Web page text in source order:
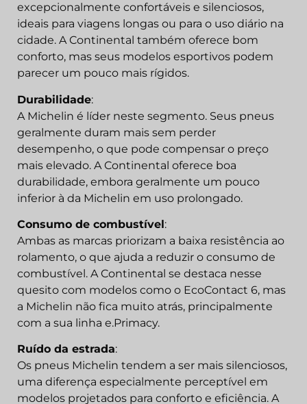
excepcionalmente confortáveis e silenciosos,
ideais para viagens longas ou para o uso diário na
cidade. A Continental também oferece bom
conforto, mas seus modelos esportivos podem
parecer um pouco mais rígidos.
Durabilidade:
A Michelin é líder neste segmento. Seus pneus
geralmente duram mais sem perder
desempenho, o que pode compensar o preço
mais elevado. A Continental oferece boa
durabilidade, embora geralmente um pouco
inferior à da Michelin em uso prolongado.
Consumo de combustível:
Ambas as marcas priorizam a baixa resistência ao
rolamento, o que ajuda a reduzir o consumo de
combustível. A Continental se destaca nesse
quesito com modelos como o EcoContact 6, mas
a Michelin não fica muito atrás, principalmente
com a sua linha e.Primacy.
Ruído da estrada:
Os pneus Michelin tendem a ser mais silenciosos,
uma diferença especialmente perceptível em
modelos projetados para conforto e eficiência. A